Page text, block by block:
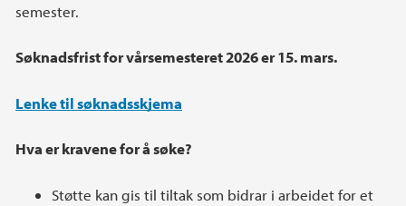
semester.
Søknadsfrist for vårsemesteret 2026 er 15. mars.
Lenke til søknadsskjema
Hva er kravene for å søke?
Støtte kan gis til tiltak som bidrar i arbeidet for et